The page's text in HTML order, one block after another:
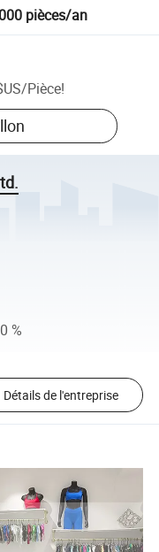
pièces/an
/Pièce!
%
Détails de l'entreprise